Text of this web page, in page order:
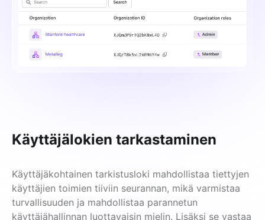
Käyttäjälokien tarkastaminen
Käyttäjäkohtainen tarkistusloki mahdollistaa tiettyjen
käyttäjien toimien tiiviin seurannan, mikä varmistaa
turvallisuuden ja mahdollistaa parannetun
käyttäjähallinnan luottavaisin mielin. Lisäksi se vastaa